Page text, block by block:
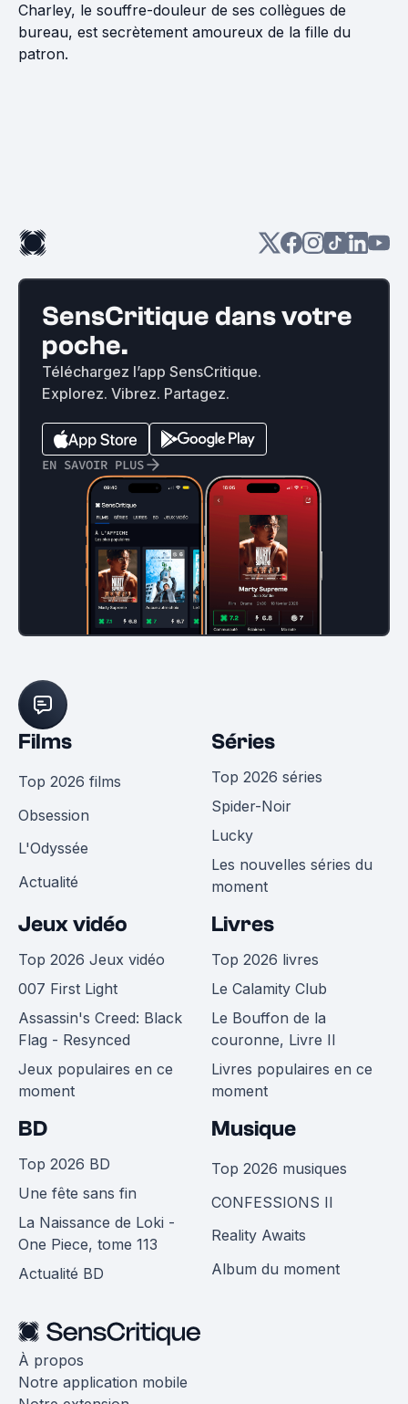
Charley, le souffre-douleur de ses collègues de
bureau, est secrètement amoureux de la fille du
patron.
SensCritique dans votre
poche.
Téléchargez l’app SensCritique.
Explorez. Vibrez. Partagez.
EN SAVOIR PLUS
Films
Top 2026 films
Obsession
L'Odyssée
Actualité
Séries
Top 2026 séries
Spider-Noir
Lucky
Les nouvelles séries du
moment
Jeux vidéo
Top 2026 Jeux vidéo
007 First Light
Assassin's Creed: Black
Flag - Resynced
Jeux populaires en ce
moment
Livres
Top 2026 livres
Le Calamity Club
Le Bouffon de la
couronne, Livre II
Livres populaires en ce
moment
BD
Top 2026 BD
Une fête sans fin
La Naissance de Loki -
One Piece, tome 113
Actualité BD
Musique
Top 2026 musiques
CONFESSIONS II
Reality Awaits
Album du moment
À propos
Notre application mobile